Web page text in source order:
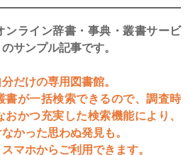
ンライン辞書・事典・叢書サービ
サンプル記事です。
だけの専用図書館。
書が一括検索できるので、調査時
かつ充実した検索機能により、
かった思わぬ発見も。
マホからご利用できます。